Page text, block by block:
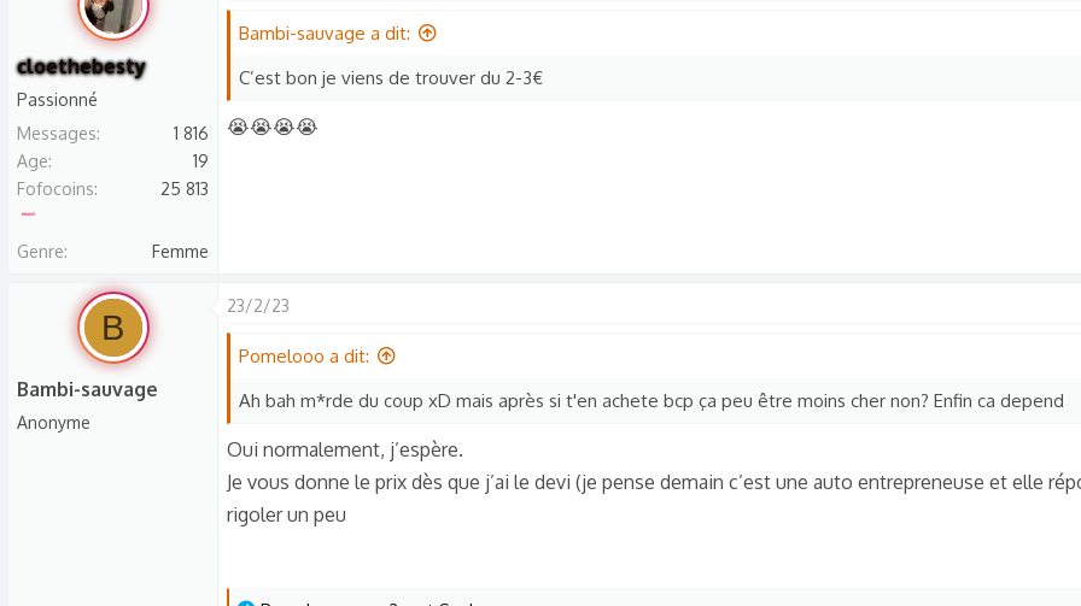
é
c
i
cloethebesty
Passionné
Messages
1 816
Age
19
Fofocoins
25 813
Genre Femme
Bambi-sauvage a dit:
C’est bon je viens de trouver du 2-3€
😭😭😭😭
B
Bambi-sauvage
Anonyme
23/2/23
Pomelooo a dit:
Ah bah m*rde du coup xD mais après si t'en achete bcp ça peu être moins cher non? Enfin ca depend
Oui normalement, j’espère.
Je vous donne le prix dès que j’ai le devi (je pense demain c’est une auto entrepreneuse et elle
rigoler un peu